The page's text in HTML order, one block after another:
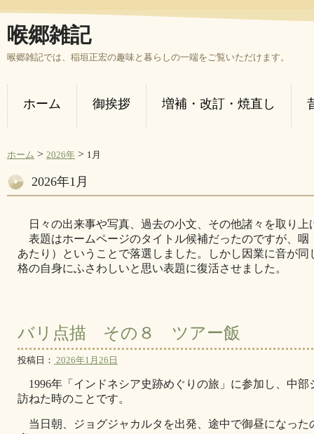
喉郷雑記
喉郷雑記では、稲垣正宏の趣味と暮らしの一端をご覧いただけます。
ホーム 御挨拶 増補・改訂・焼直し
ホーム > 2026年 > 1月
2026年1月
日々の出来事や写真、過去の小文、その他諸々を取り上
表題はホームページのタイトル候補だったのですが、咽
あたり）ということで落選しました。しかし因業に音が
格の自身にふさわしいと思い表題に復活させました。
バリ点描 その８ ツアー飯
投稿日： 2026年1月26日
1996年「インドネシア史跡めぐりの旅」に参加し、中
訪ねた時のことです。
当日朝、ジョグジャカルタを出発、途中で御昼になった